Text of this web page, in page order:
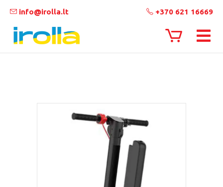
info@irolla.lt +370 621 16669